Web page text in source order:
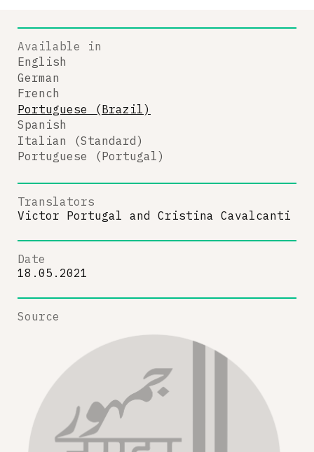
Available in
English
German
French
Portuguese (Brazil)
Spanish
Italian (Standard)
Portuguese (Portugal)
Translators
Victor Portugal and Cristina Cavalcanti
Date
18.05.2021
Source